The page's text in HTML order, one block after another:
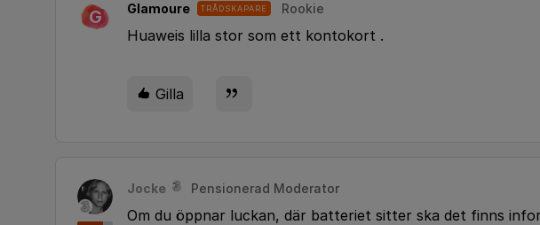
G Glamoure TRÅDSKAPARE Rookie
Huaweis lilla stor som ett kontokort .
Gilla
Jocke Pensionerad Moderator
Om du öppnar luckan, där batteriet sitter ska det finns